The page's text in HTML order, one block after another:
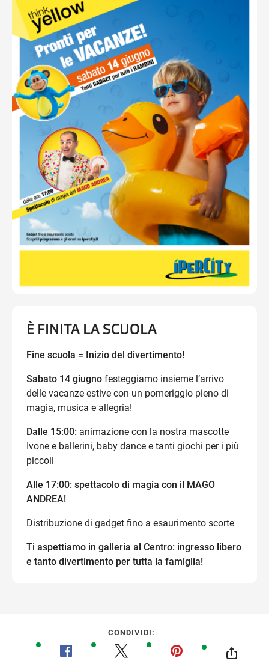
Ottieni indicazioni stradali
È FINITA LA SCUOLA
Fine scuola = Inizio del divertimento!
Sabato 14 giugno festeggiamo insieme l’arrivo
delle vacanze estive con un pomeriggio pieno di
magia, musica e allegria!
Dalle 15:00: animazione con la nostra mascotte
Ivone e ballerini, baby dance e tanti giochi per i più
piccoli
Alle 17:00: spettacolo di magia con il MAGO
ANDREA!
Distribuzione di gadget fino a esaurimento scorte
Ti aspettiamo in galleria al Centro: ingresso libero
e tanto divertimento per tutta la famiglia!
CONDIVIDI: